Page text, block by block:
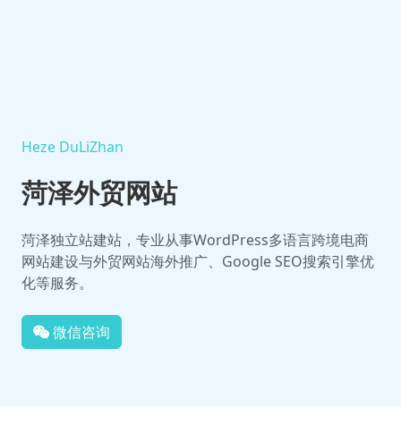
Heze DuLiZhan
菏泽外贸网站
菏泽独立站建站，专业从事WordPress多语言跨境电商
网站建设与外贸网站海外推广、Google SEO搜索引擎优
化等服务。
微信咨询